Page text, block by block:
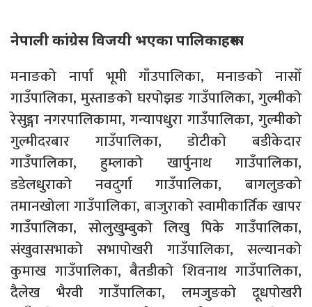
नेपाली कांग्रेस विजयी भएका पालिकाहरूमा
मनाङको नार्पा भूमी गाँउपालिका, मनाङको नासोँ
गाउँपालिका, मुस्ताङको घरपोझङ गाउँपालिका, गुल्मीको
रेसुङ्गा नगरपालिकामा, गन्यापधुरा गाउँपालिका, गुल्मीको
गुल्मीदरबार गाउँपालिका, डोटीको बडीकेदार
गाउँपालिका, हुम्लाको खार्पुनाथ गाउँपालिका,
डडेलधुराको नवदुर्गा गाउँपालिका, बागलुङको
तमानखोला गाउँपालिका, बाजुराको स्वामीकार्तिक खापर
गाउँपालिका, सोलुखुम्बुको लिखु पिके गाउँपालिका,
संखुवासभाको सभापोखरी गाउँपालिका, सल्यानको
कुमाख गाउँपालिका, बैतडीको शिवनाथ गाउँपालिका,
दैलेख भैरवी गाउँपालिका, लमजुङको दूधपोखरी